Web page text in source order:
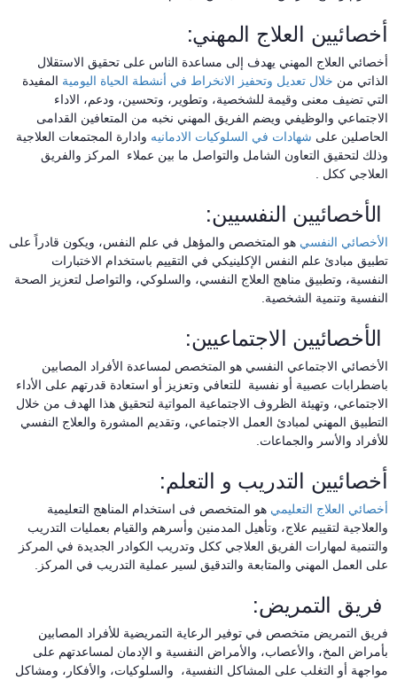
العلاج المهني:
العلاج المهني يهدف إلى مساعدة الناس على تحقيق الاستقلال
منخلال تعديل وتحفيز الانخراط في أنشطة الحياة اليوميةالمفيدة
تضيف معنى وقيمة للشخصية، وتطوير، وتحسين، ودعم، الاداء
والوظيفي ويضم الفريق المهني نخبه من المتعافين القدامى
علىشهادات في السلوكيات الادمانيهوادارة المجتمعات العلاجية
لتحقيق التعاون الشامل والتواصل ما بين عملاء المركز والفريق
ككل .
النفسيين:
النفسيهو المتخصص والمؤهل في علم النفس، ويكون قادراً على
مبادئ علم النفس الإكلينيكي في التقييم باستخدام الاختبارات
وتطبيق مناهج العلاج النفسي، والسلوكي، والتواصل لتعزيز الصحة
وتنمية الشخصية.
الاجتماعيين:
الاجتماعي النفسي هو المتخصص لمساعدة الأفراد المصابين
عصبية أو نفسية للتعافي وتعزيز أو استعادة قدرتهم على الأداء
وتهيئة الظروف الاجتماعية المواتية لتحقيق هذا الهدف من خلال
المهني لمبادئ العمل الاجتماعي، وتقديم المشورة والعلاج النفسي
والأسر والجماعات.
التدريب و التعلم:
العلاج التعليميهو المتخصص فى استخدام المناهج التعليمية
لتقييم علاج، وتأهيل المدمنين وأسرهم والقيام بعمليات التدريب
لمهارات الفريق العلاجي ككل وتدريب الكوادر الجديدة في المركز
العمل المهني والمتابعة والتدقيق لسير عملية التدريب في المركز.
التمريض:
التمريض متخصص في توفير الرعاية التمريضية للأفراد المصابين
المخ، والأعصاب، والأمراض النفسية و الإدمان لمساعدتهم على
أو التغلب على المشاكل النفسية، والسلوكيات، والأفكار، ومشاكل